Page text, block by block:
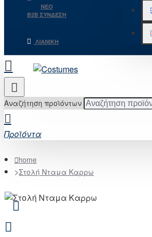
NEO
B2B ΣΥΝΔΕΣΗ
ΛΙΑΝΙΚΉ
Αναζήτηση προϊόντων
Προϊόντα
home
Στολή Νταμα Καρρω